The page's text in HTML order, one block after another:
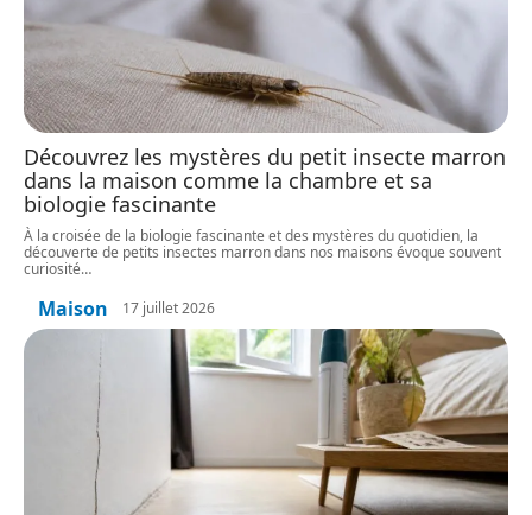
Découvrez les mystères du petit insecte marron
dans la maison comme la chambre et sa
biologie fascinante
À la croisée de la biologie fascinante et des mystères du quotidien, la
découverte de petits insectes marron dans nos maisons évoque souvent
curiosité…
Maison 17 juillet 2026